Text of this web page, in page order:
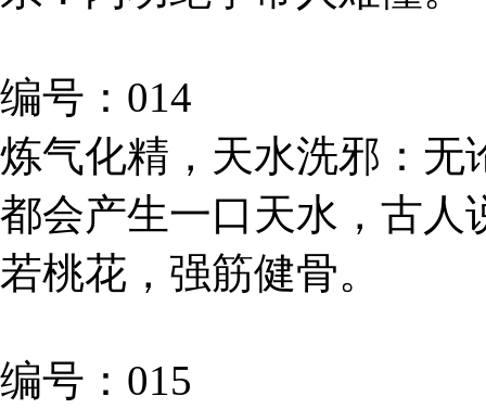
编号：014
炼气化精，天水洗邪：无
都会产生一口天水，古人
若桃花，强筋健骨。
编号：015